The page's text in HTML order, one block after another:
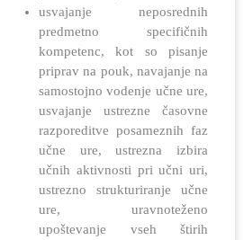
usvajanje neposrednih
predmetno specifičnih
kompetenc, kot so pisanje
priprav na pouk, navajanje na
samostojno vodenje učne ure,
usvajanje ustrezne časovne
razporeditve posameznih faz
učne ure, ustrezna izbira
učnih aktivnosti pri učni uri,
ustrezno strukturiranje učne
ure, uravnoteženo
upoštevanje vseh štirih